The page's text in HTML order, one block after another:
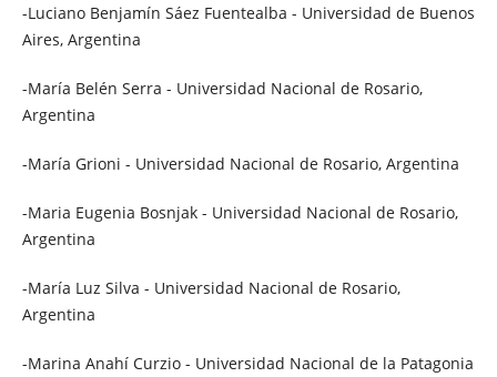
-Luciano Benjamín Sáez Fuentealba - Universidad de Buenos
Aires, Argentina
-María Belén Serra - Universidad Nacional de Rosario,
Argentina
-María Grioni - Universidad Nacional de Rosario, Argentina
-Maria Eugenia Bosnjak - Universidad Nacional de Rosario,
Argentina
-María Luz Silva - Universidad Nacional de Rosario,
Argentina
-Marina Anahí Curzio - Universidad Nacional de la Patagonia